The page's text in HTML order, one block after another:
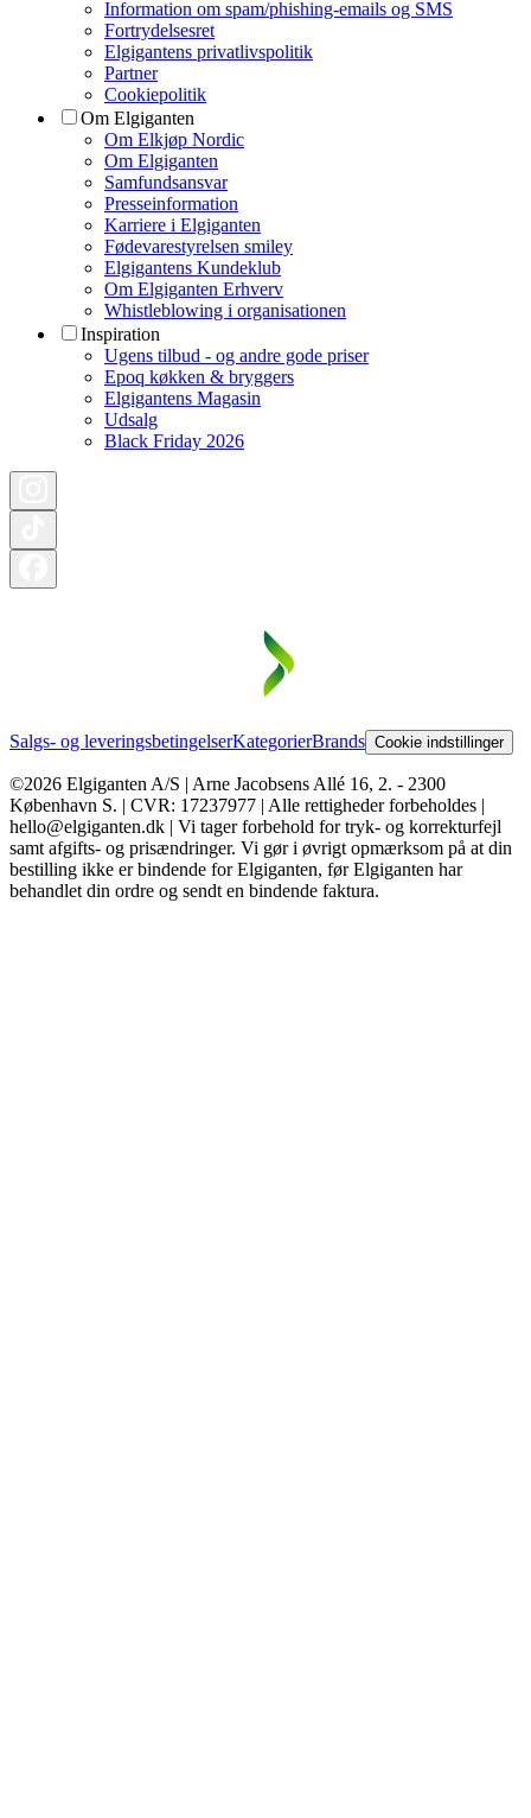
Information om spam/phishing-emails og SMS
Fortrydelsesret
Elgigantens privatlivspolitik
Partner
Cookiepolitik
Om Elgiganten
Om Elkjøp Nordic
Om Elgiganten
Samfundsansvar
Presseinformation
Karriere i Elgiganten
Fødevarestyrelsen smiley
Elgigantens Kundeklub
Om Elgiganten Erhverv
Whistleblowing i organisationen
Inspiration
Ugens tilbud - og andre gode priser
Epoq køkken & bryggers
Elgigantens Magasin
Udsalg
Black Friday 2026
Salgs- og leveringsbetingelserKategorierBrands Cookie indstillinger
©2026 Elgiganten A/S | Arne Jacobsens Allé 16, 2. - 2300
København S. | CVR: 17237977 | Alle rettigheder forbeholdes |
hello@elgiganten.dk | Vi tager forbehold for tryk- og korrekturfejl
samt afgifts- og prisændringer. Vi gør i øvrigt opmærksom på at din
bestilling ikke er bindende for Elgiganten, før Elgiganten har
behandlet din ordre og sendt en bindende faktura.